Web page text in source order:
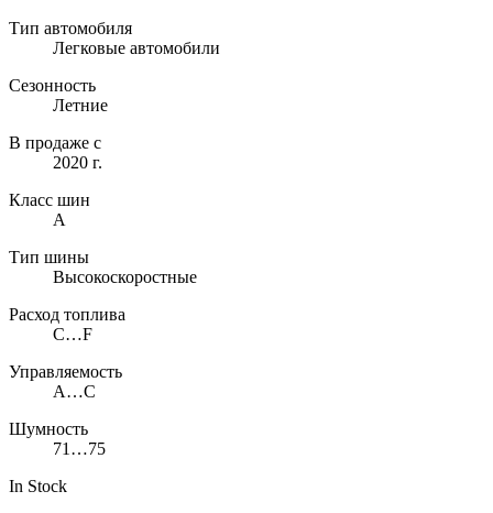
Тип автомобиля
Легковые автомобили
Сезонность
Летние
В продаже с
2020 г.
Класс шин
A
Тип шины
Высокоскоростные
Расход топлива
C…F
Управляемость
A…C
Шумность
71…75
In Stock